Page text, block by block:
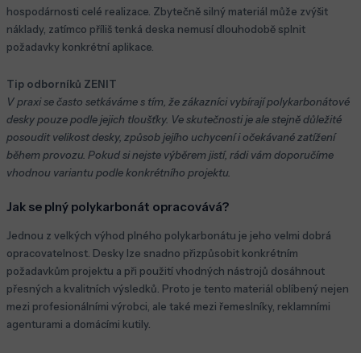
hospodárnosti celé realizace. Zbytečně silný materiál může zvýšit
náklady, zatímco příliš tenká deska nemusí dlouhodobě splnit
požadavky konkrétní aplikace.
Tip odborníků ZENIT
V praxi se často setkáváme s tím, že zákazníci vybírají polykarbonátové
desky pouze podle jejich tloušťky. Ve skutečnosti je ale stejně důležité
posoudit velikost desky, způsob jejího uchycení i očekávané zatížení
během provozu. Pokud si nejste výběrem jistí, rádi vám doporučíme
vhodnou variantu podle konkrétního projektu.
Jak se plný polykarbonát opracovává?
Jednou z velkých výhod plného polykarbonátu je jeho velmi dobrá
opracovatelnost. Desky lze snadno přizpůsobit konkrétním
požadavkům projektu a při použití vhodných nástrojů dosáhnout
přesných a kvalitních výsledků. Proto je tento materiál oblíbený nejen
mezi profesionálními výrobci, ale také mezi řemeslníky, reklamními
agenturami a domácími kutily.